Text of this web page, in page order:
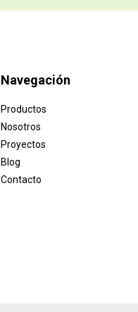
Navegación
Productos
Nosotros
Proyectos
Blog
Contacto